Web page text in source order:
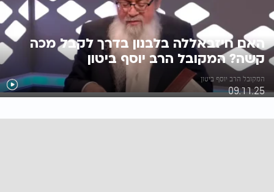
האם חיזבאללה בלבנון בדרך לקבל מכה
קשה? המקובל הרב יוסף ביטון
המקובל הרב יוסף ביטון
09.11.25